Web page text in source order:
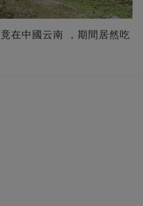
在中國云南 ，期間居然吃